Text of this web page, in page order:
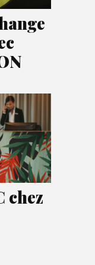
chez